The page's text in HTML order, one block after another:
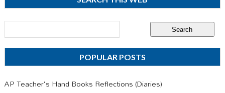
POPULAR POSTS
AP Teacher's Hand Books Reflections (Diaries)